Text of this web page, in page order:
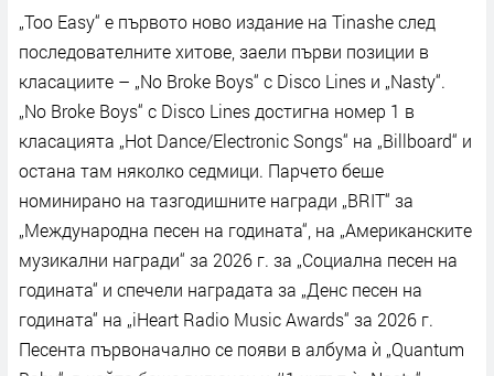
„Too Easy“ е първото ново издание на Tinashe след
последователните хитове, заели първи позиции в
класациите – „No Broke Boys“ с Disco Lines и „Nasty“.
„No Broke Boys“ с Disco Lines достигна номер 1 в
класацията „Hot Dance/Electronic Songs“ на „Billboard“ и
остана там няколко седмици. Парчето беше
номинирано на тазгодишните награди „BRIT“ за
„Международна песен на годината“, на „Американските
музикални награди“ за 2026 г. за „Социална песен на
годината“ и спечели наградата за „Денс песен на
годината“ на „iHeart Radio Music Awards“ за 2026 г.
Песента първоначално се появи в албума ѝ „Quantum